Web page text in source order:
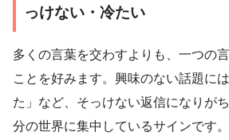
っけない・冷たい
多くの言葉を交わすよりも、一つの
ことを好みます。興味のない話題に
た」など、そっけない返信になりが
分の世界に集中しているサインです。